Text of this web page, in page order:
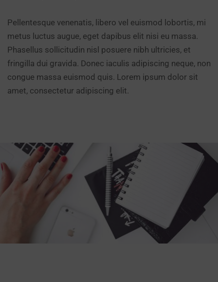
Pellentesque venenatis, libero vel euismod lobortis, mi
metus luctus augue, eget dapibus elit nisi eu massa.
Phasellus sollicitudin nisl posuere nibh ultricies, et
fringilla dui gravida. Donec iaculis adipiscing neque, non
congue massa euismod quis. Lorem ipsum dolor sit
amet, consectetur adipiscing elit.